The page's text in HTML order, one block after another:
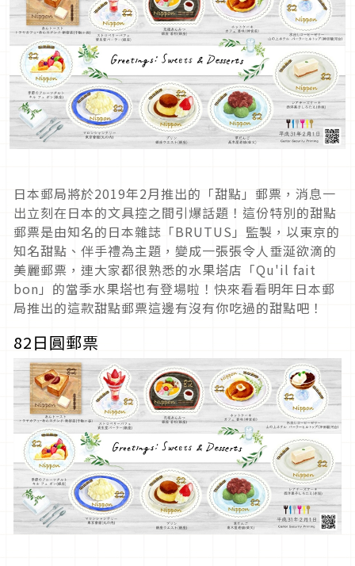
日本郵局將於2019年2月推出的「甜點」郵票，消息一
出立刻在日本的文具控之間引爆話題！這份特別的甜點
郵票是由知名的日本雜誌「BRUTUS」監製，以東京的
知名甜點、伴手禮為主題，變成一張張令人垂涎欲滴的
美麗郵票，連大家都很熟悉的水果塔店「Qu'il fait
bon」的當季水果塔也有登場啦！快來看看明年日本郵
局推出的這款甜點郵票這邊有沒有你吃過的甜點吧！
82日圓郵票